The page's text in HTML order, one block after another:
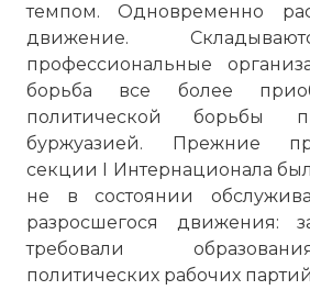
темпом. Одновременно
движение.
профессиональные
борьба все более
политической борьбы
буржуазией. Прежние
секции I Интернационала
не в состоянии
разросшегося движения:
требовали
политических рабочих